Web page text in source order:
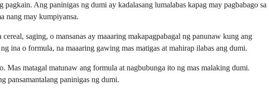
Ang paninigas ng dumi ay kadalasang lumalabas kapag may pagbabago sa
nang may kumpiyansa.
saging, o mansanas ay maaaring makapagpabagal ng panunaw kung ang
ina o formula, na maaaring gawing mas matigas at mahirap ilabas ang dumi.
Mas matagal matunaw ang formula at nagbubunga ito ng mas malaking dumi.
pansamantalang paninigas ng dumi.